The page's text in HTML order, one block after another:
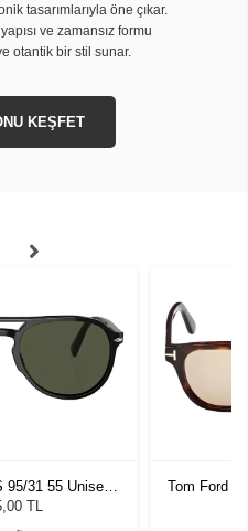
tasarımlarıyla öne çıkar.
ve zamansız formu
otantik bir stil sunar.
KEŞFET
95/31 55 Unisex
TL
Tom Ford